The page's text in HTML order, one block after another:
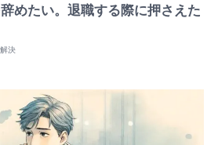
めたい。退職する際に押さえた
決